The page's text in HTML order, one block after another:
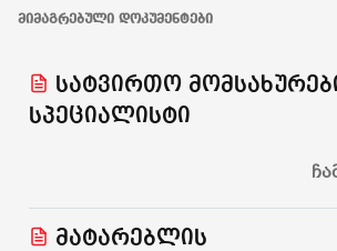
ᲛᲘᲛᲐᲒᲠᲔᲑᲣᲚᲘ ᲓᲝᲙᲣᲛᲔᲜᲢᲔᲑᲘ
სატვირთო
სპეციალისტი
მატარებლის